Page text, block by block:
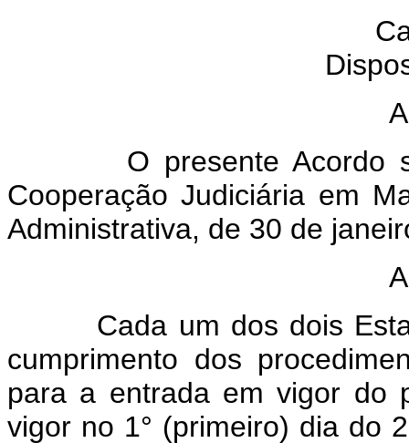
O presente Acordo
Cooperação Judiciária em
Administrativa, de 30 de
Cada um dos dois
cumprimento dos
para a entrada em vigor do
vigor no 1° (primeiro) dia do